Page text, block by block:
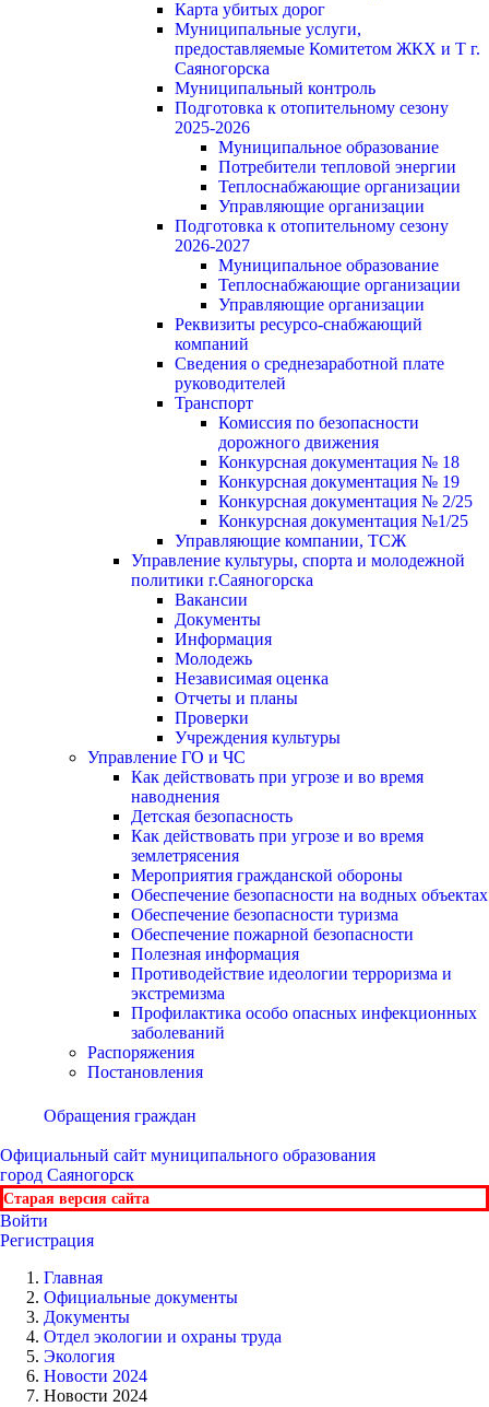
Карта убитых дорог
Муниципальные услуги,
предоставляемые Комитетом ЖКХ и Т г.
Саяногорска
Муниципальный контроль
Подготовка к отопительному сезону
2025-2026
Муниципальное образование
Потребители тепловой энергии
Теплоснабжающие организации
Управляющие организации
Подготовка к отопительному сезону
2026-2027
Муниципальное образование
Теплоснабжающие организации
Управляющие организации
Реквизиты ресурсо-снабжающий
компаний
Сведения о среднезаработной плате
руководителей
Транспорт
Комиссия по безопасности
дорожного движения
Конкурсная документация № 18
Конкурсная документация № 19
Конкурсная документация № 2/25
Конкурсная документация №1/25
Управляющие компании, ТСЖ
Управление культуры, спорта и молодежной
политики г.Саяногорска
Вакансии
Документы
Информация
Молодежь
Независимая оценка
Отчеты и планы
Проверки
Учреждения культуры
Управление ГО и ЧС
Как действовать при угрозе и во время
наводнения
Детская безопасность
Как действовать при угрозе и во время
землетрясения
Мероприятия гражданской обороны
Обеспечение безопасности на водных объектах
Обеспечение безопасности туризма
Обеспечение пожарной безопасности
Полезная информация
Противодействие идеологии терроризма и
экстремизма
Профилактика особо опасных инфекционных
заболеваний
Распоряжения
Постановления
Обращения граждан
Официальный сайт муниципального образования
город Саяногорск
Старая версия сайта
Войти
Регистрация
Главная
Официальные документы
Документы
Отдел экологии и охраны труда
Экология
Новости 2024
Новости 2024